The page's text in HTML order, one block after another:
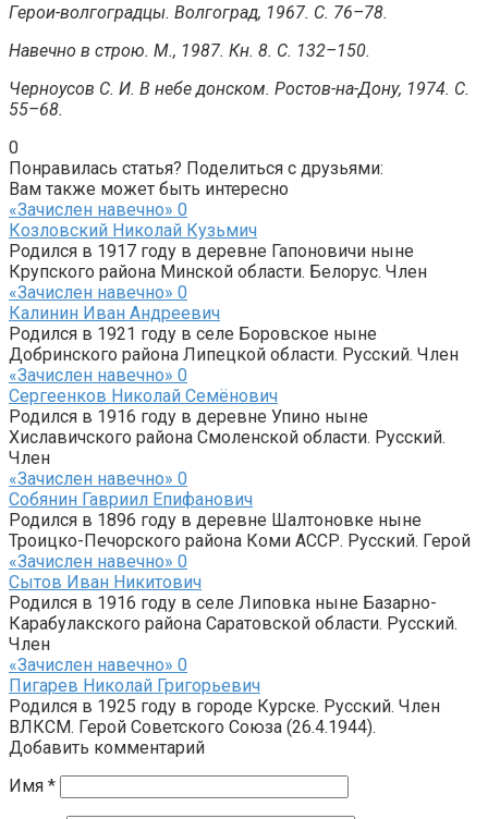
Герои-волгоградцы. Волгоград, 1967. С. 76–78.
Навечно в строю. М., 1987. Кн. 8. С. 132–150.
Черноусов С. И. В небе донском. Ростов-на-Дону, 1974. С.
55–68.
0
Понравилась статья? Поделиться с друзьями:
Вам также может быть интересно
«Зачислен навечно» 0
Козловский Николай Кузьмич
Родился в 1917 году в деревне Гапоновичи ныне
Крупского района Минской области. Белорус. Член
«Зачислен навечно» 0
Калинин Иван Андреевич
Родился в 1921 году в селе Боровское ныне
Добринского района Липецкой области. Русский. Член
«Зачислен навечно» 0
Сергеенков Николай Семёнович
Родился в 1916 году в деревне Упино ныне
Хиславичского района Смоленской области. Русский.
Член
«Зачислен навечно» 0
Собянин Гавриил Епифанович
Родился в 1896 году в деревне Шалтоновке ныне
Троицко-Печорского района Коми АССР. Русский. Герой
«Зачислен навечно» 0
Сытов Иван Никитович
Родился в 1916 году в селе Липовка ныне Базарно-
Карабулакского района Саратовской области. Русский.
Член
«Зачислен навечно» 0
Пигарев Николай Григорьевич
Родился в 1925 году в городе Курске. Русский. Член
ВЛКСМ. Герой Советского Союза (26.4.1944).
Добавить комментарий
Имя *